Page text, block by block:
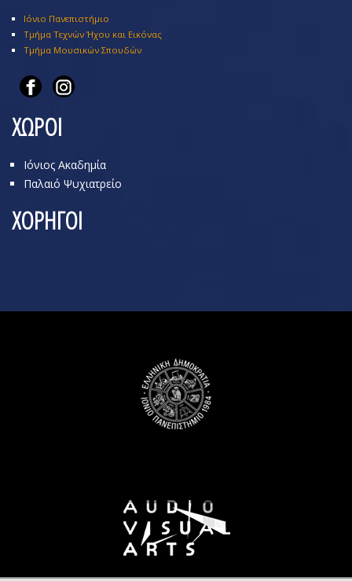
Ιόνιο Πανεπιστήμιο
Τμήμα Τεχνών Ήχου και Εικόνας
Τμήμα Μουσικών Σπουδών
ΧΩΡΟΙ
Ιόνιος Ακαδημία
Παλαιό Ψυχιατρείο
ΧΟΡΗΓΟΙ